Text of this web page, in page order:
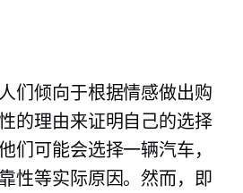
们倾向于根据情感做出购
的理由来证明自己的选择
们可能会选择一辆汽车，
性等实际原因。然而，即